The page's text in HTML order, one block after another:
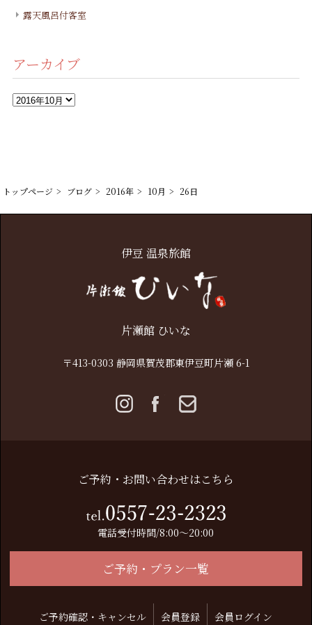
露天風呂付客室
アーカイブ
ア
ー
トップページ ブログ 2016年 10月 26日
伊豆 温泉旅館
片瀬館 ひいな
〒413-0303 静岡県賀茂郡東伊豆町片瀬 6-1
ご予約・お問い合わせはこちら
電話受付時間/8:00～20:00
ご予約・プラン一覧
ご予約確認・キャンセル 会員登録 会員ログイン